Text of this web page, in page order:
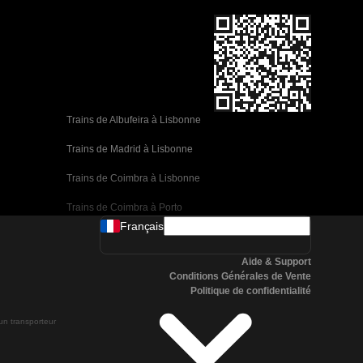
Trains de Albufeira à Lisbonne
Trains de Madrid à Lisbonne
Trains de Coimbra à Lisbonne
Trains de Coimbra à Porto
Trains de Valence à Barcelone
Trains de Malaga à Barcelone
Trains de Malaga à Madrid
Trains de Cordoue à Madrid
transporteur
Français
Aide & Support
Conditions Générales de Vente
Politique de confidentialité